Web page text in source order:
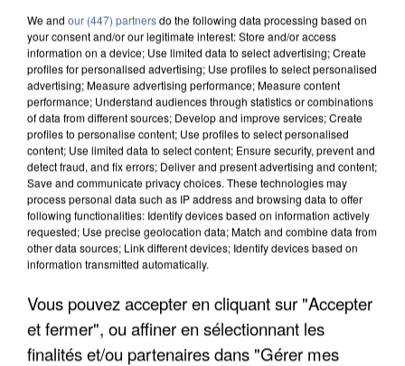
APRÈS TOUTES CES CANICULES, LES REFUGES
DE FAUNE SAUVAGE SONT...
We and our (447) partnersdo the following data processing based on
your consent and/or our legitimate interest: Store and/or access
information on a device; Use limited data to select advertising; Create
profiles for personalised advertising; Use profiles to select personalised
advertising; Measure advertising performance; Measure content
performance; Understand audiences through statistics or combinations
of data from different sources; Develop and improve services; Create
profiles to personalise content; Use profiles to select personalised
content; Use limited data to select content; Ensure security, prevent and
detect fraud, and fix errors; Deliver and present advertising and content;
Save and communicate privacy choices. These technologies may
process personal data such as IP address and browsing data to offer
following functionalities: Identify devices based on information actively
requested; Use precise geolocation data; Match and combine data from
other data sources; Link different devices; Identify devices based on
information transmitted automatically.
Vous pouvez accepter en cliquant sur "Accepter
et fermer", ou affiner en sélectionnant les
finalités et/ou partenaires dans "Gérer mes